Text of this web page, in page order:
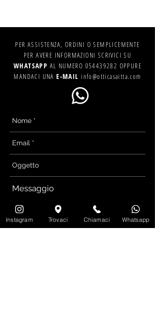
PER ASSISTENZA, ORDINI O SEMPLICEMENTE
PER AVERE INFORMAZIONI SCRIVICI SU
WHATSAPP AL NUMERO 054439282 OPPURE
MANDACI UNAE-MAIL info@otticasaitta.com
Instagram Trovaci Chiamaci Whatsapp